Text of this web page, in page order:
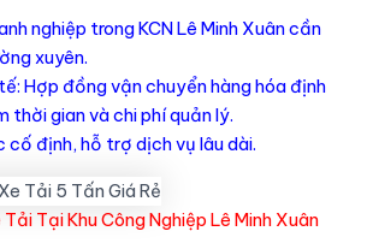
nghiệp trong KCN Lê Minh Xuân cần
xuyên.
Hợp đồng vận chuyển hàng hóa định
thời gian và chi phí quản lý.
cố định, hỗ trợ dịch vụ lâu dài.
Tại Khu Công Nghiệp Lê Minh Xuân